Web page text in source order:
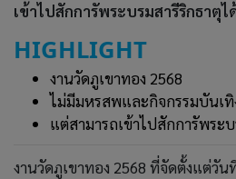
เข้าไปสักการัพระบรมสารีริกธาตุ
HIGHLIGHT
งานวัดภูเขาทอง 2568
ไม่มีมหรสพและกิจกรรมบันเทิ
แต่สามารถเข้าไปสักการัพระ
งานวัดภูเขาทอง 2568 ที่จัดตั้งแต่วัน